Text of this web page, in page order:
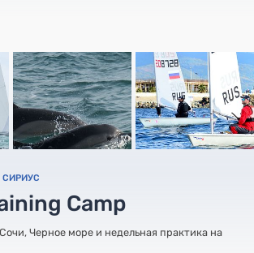
СИРИУС
Camp
Черное море и недельная практика на